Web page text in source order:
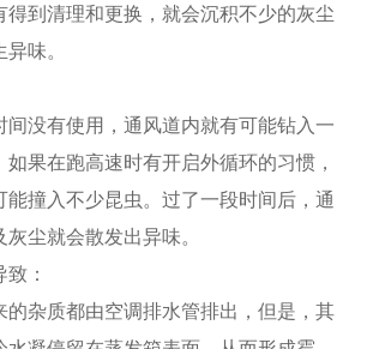
得到清理和更换，就会沉积不少的灰尘
味。
间没有使用，通风道内就有可能钻入一
果在跑高速时有开启外循环的习惯，
能撞入不少昆虫。过了一段时间后，通
尘就会散发出异味。
：
的杂质都由空调排水管排出，但是，其